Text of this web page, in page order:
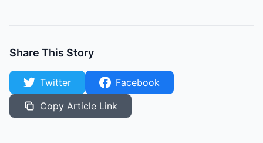
Share This Story
Twitter
Facebook
Copy Article Link